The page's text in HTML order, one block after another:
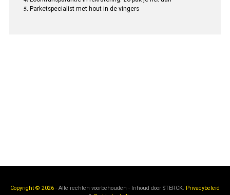
Parketspecialist met hout in de vingers
Copyright © 2026 - Alle rechten voorbehouden - Inhoud door STERCK. Privacybeleid